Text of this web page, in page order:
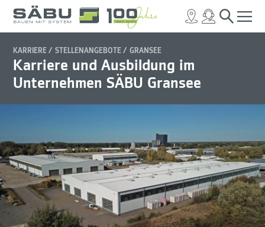
KARRIERE STELLENANGEBOTE GRANSEE
Karriere und Ausbildung im
Unternehmen SÄBU Gransee